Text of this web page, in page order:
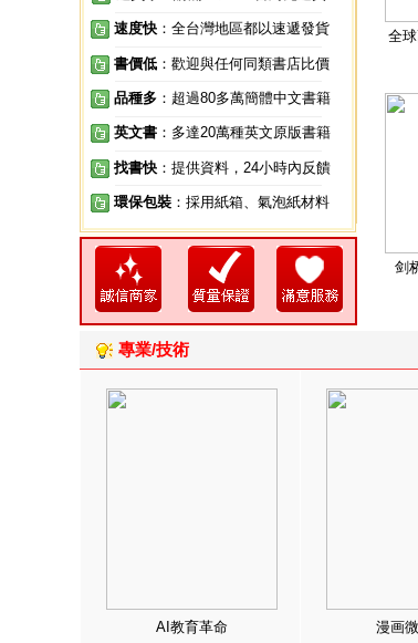
速度快 ：全台灣地區都以速遞發貨
書價低 ：歡迎與任何同類書店比價
品種多 ：超過80多萬簡體中文書籍
英文書 ：多達20萬種英文原版書籍
找書快 ：提供資料，24小時內反饋
環保包裝 ：採用紙箱、氣泡紙材料
全
剑
專業/技術
AI教育革命 漫画